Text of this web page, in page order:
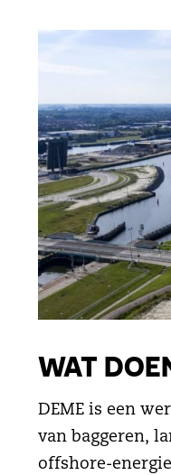
WAT
DEME is een
van baggeren,
offshore-